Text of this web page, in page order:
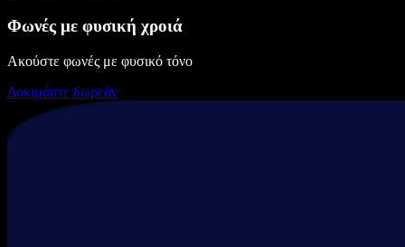
Φωνές με φυσική χροιά
Ακούστε φωνές με φυσικό τόνο
Δοκιμάστε δωρεάν